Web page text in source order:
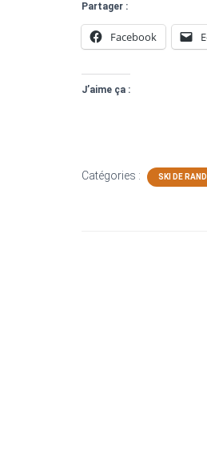
Partager :
Facebook
J’aime ça :
Catégories : SKI DE